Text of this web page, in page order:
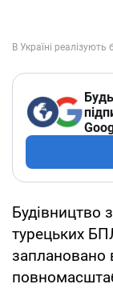
Будівництво
турецьких
заплановано